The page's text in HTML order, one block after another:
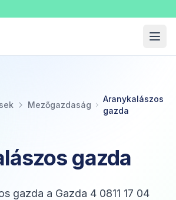
Kft.
Mezőgazdaság
Aranykalászos
gazda
gazda
gazda a Gazda 4 0811 17 04